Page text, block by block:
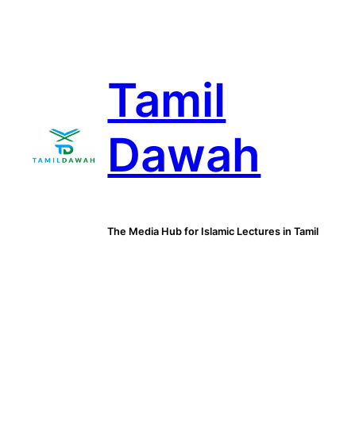
Tamil
Dawah
The Media Hub for Islamic Lectures in Tamil